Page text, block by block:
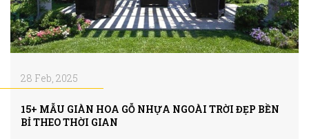
28 Feb, 2025
15+ MẪU GIÀN HOA GỖ NHỰA NGOÀI TRỜI ĐẸP BỀN
BỈ THEO THỜI GIAN